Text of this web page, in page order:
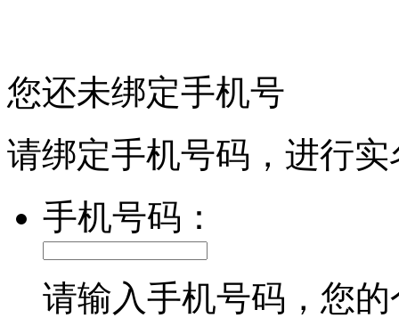
您还未绑定手机号
请绑定手机号码，进行
手机号码：
请输入手机号码，您